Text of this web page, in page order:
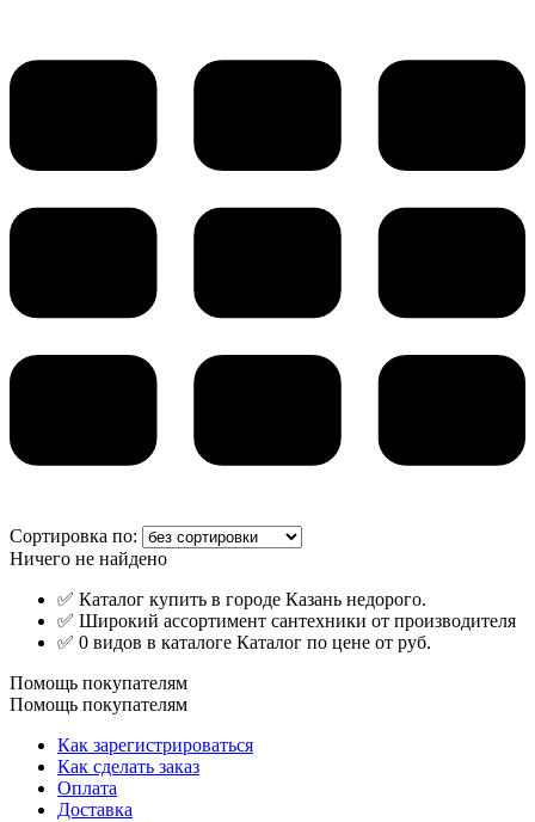
Сортировка по:
Ничего не найдено
✅ Каталог купить в городе Казань недорого.
✅ Широкий ассортимент сантехники от производителя
✅ 0 видов в каталоге Каталог по цене от руб.
Помощь покупателям
Помощь покупателям
Как зарегистрироваться
Как сделать заказ
Оплата
Доставка